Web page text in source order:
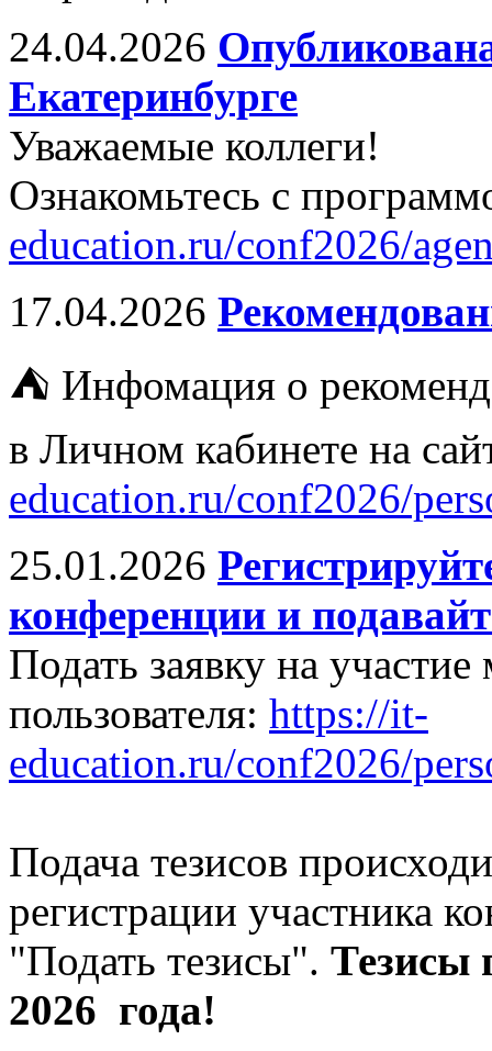
24.04.2026
Екатеринбурге
Уважаемые коллеги!
Ознакомьтесь с
education.ru/conf2026/
17.04.2026
⛺ Инфомация о
в Личном кабинете на
education.ru/conf2026/
25.01.2026
конференции и
Подать заявку на
пользователя: https://it-
education.ru/conf2026/
Подача тезисов
регистрации участника
"Подать тезисы". Тезисы
2026 года!